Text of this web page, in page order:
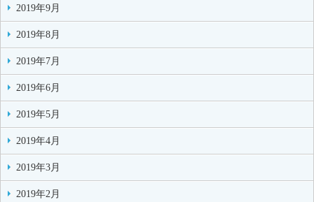
2019年9月
2019年8月
2019年7月
2019年6月
2019年5月
2019年4月
2019年3月
2019年2月